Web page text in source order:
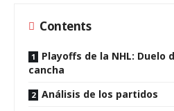
Contents
Playoffs de la NHL: Duelo
cancha
Análisis de los partidos